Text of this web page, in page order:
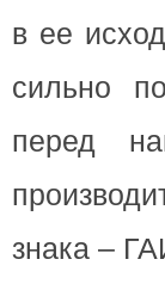
в ее
сильно
перед
знака –